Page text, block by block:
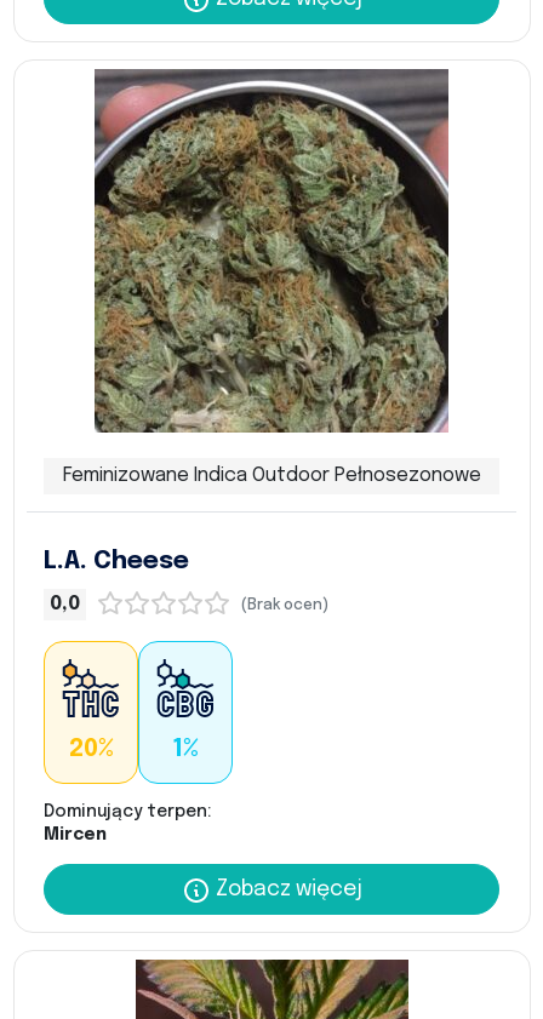
Feminizowane Indica Outdoor Pełnosezonowe
L.A. Cheese
0,0 (Brak ocen)
20% 1%
Dominujący terpen:
Mircen
Zobacz więcej